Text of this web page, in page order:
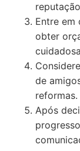
Entre em
obter
de
reformas.
Após